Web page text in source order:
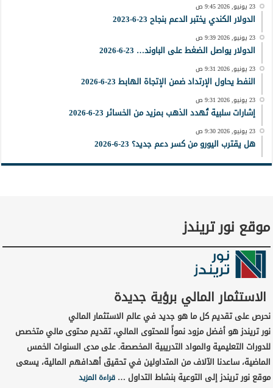
23 يونيو, 2026 9:45 ص
الدولار الكندي يختبر الدعم بنجاح 23-6-2023
23 يونيو, 2026 9:39 ص
الدولار يواصل الضغط على الباوند… 23-6-2026
23 يونيو, 2026 9:31 ص
النفط يحاول الإرتداد ضمن الإتجاة الهابط 23-6-2026
23 يونيو, 2026 9:31 ص
إشارات سلبية تُهدد الذهب بمزيد من الخسائر 23-6-2026
23 يونيو, 2026 9:30 ص
هل يقترب اليورو من كسر دعم جديد؟ 23-6-2026
موقع نور تريندز
الاستثمار المالي برؤية جديدة
نحرص على تقديم كل ما هو جديد في عالم الاستثمار المالي
نور تريندز هو أفضل مزود نمواً للمحتوى المالي، تقديم محتوى مالي متخصص
للدورات التعليمية والمواد التدريبية المخصصة. على مدى السنوات الخمس
الماضية، ساعدنا الآلاف من المتداولين في تحقيق أهدافهم المالية، يسعى
موقع نور تريندز إلى التوعية بنشاط التداول …قراءة المزيد